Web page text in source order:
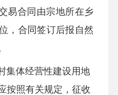
易合同由宗地所在乡
，合同签订后报自然
集体经营性建设用地
按照有关规定，征收